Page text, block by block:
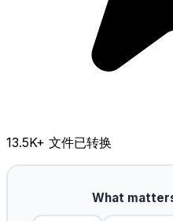
13.5K+ 文件已转换
What